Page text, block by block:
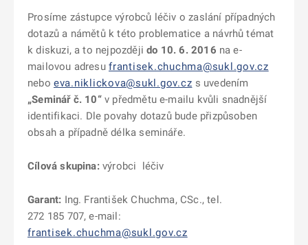
Prosíme zástupce výrobců léčiv o zaslání případných
dotazů a námětů k této problematice a návrhů témat
k diskuzi, a to nejpozdějido 10. 6. 2016 na e-
mailovou adresu frantisek.chuchma@sukl.gov.cz
nebo eva.niklickova@sukl.gov.cz s uvedením
„Seminář č. 10“v předmětu e-mailu kvůli snadnější
identifikaci. Dle povahy dotazů bude přizpůsoben
obsah a případně délka semináře.
Cílová skupina:výrobci léčiv
Garant: Ing. František Chuchma, CSc., tel.
272 185 707, e-mail:
frantisek.chuchma@sukl.gov.cz